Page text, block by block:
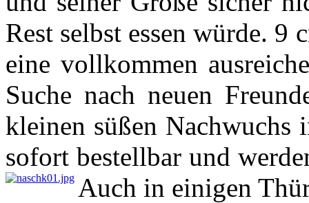
Rest selbst essen würde.
eine vollkommen
Suche nach neuen
kleinen süßen Nachwuchs
sofort bestellbar und
Auch in einigen